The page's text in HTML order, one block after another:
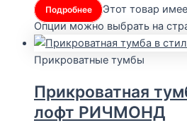
Подробнее
Этот товар
Опции можно выбрать на
Прикроватные тумбы
Прикроватная
лофт РИЧМОНД